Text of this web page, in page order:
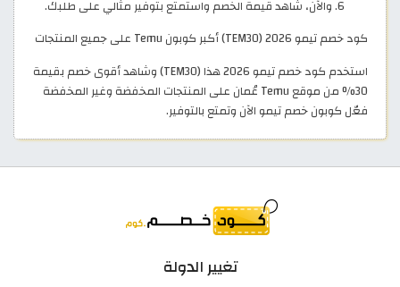
والآن، شاهد قيمة الخصم واستمتع بتوفير مثالي على طلبك.
كود خصم تيمو 2026 (TEM30) أكبر كوبون Temu على جميع المنتجات
استخدم كود خصم تيمو 2026 هذا (TEM30) وشاهد أقوى خصم بقيمة
30% من موقع Temu عُمان على المنتجات المخفضة وغير المخفضة
فعّل كوبون خصم تيمو الآن وتمتع بالتوفير.
تغيير الدولة